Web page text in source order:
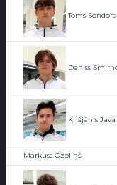
Toms Sondors
Deniss
Krišjānis Java
Markuss Ozoliņš